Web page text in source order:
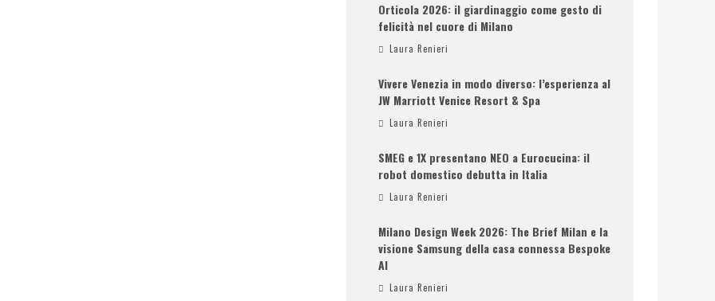
Orticola 2026: il giardinaggio come gesto di
felicità nel cuore di Milano
Laura Renieri
Vivere Venezia in modo diverso: l’esperienza al
JW Marriott Venice Resort & Spa
Laura Renieri
SMEG e 1X presentano NEO a Eurocucina: il
robot domestico debutta in Italia
Laura Renieri
Milano Design Week 2026: The Brief Milan e la
visione Samsung della casa connessa Bespoke
AI
Laura Renieri